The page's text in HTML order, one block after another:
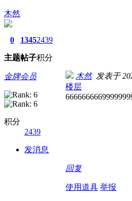
木然
0
主题
1345
帖子
2439
积分
金牌会员
积分
2439
发消息
木然发表于
楼层
回复
使用道具 举报